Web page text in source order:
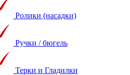
Ролики (насадки)
Ручки / бюгель
Терки и Гладилки